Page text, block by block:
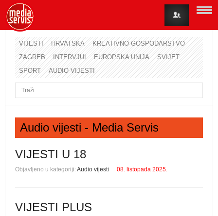
VIJESTI HRVATSKA
KREATIVNO GOSPODARSTVO
ZAGREB
INTERVJUI EUROPSKA UNIJA
SVIJET
SPORT
AUDIO VIJESTI
Audio vijesti - Media Servis
VIJESTI U 18
Objavljeno u kategoriji:Audio vijesti 08. listopada 2025.
VIJESTI PLUS
Korisničko ime
Lozinka
Zaboravili ste lozinku?